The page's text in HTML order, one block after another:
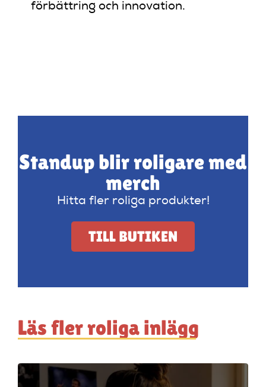
förbättring och innovation.
Standup blir roligare med
merch
Hitta fler roliga produkter!
TILL BUTIKEN
Läs fler roliga inlägg